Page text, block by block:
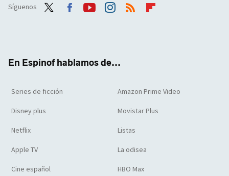
Síguenos
En Espinof hablamos de...
Series de ficción Amazon Prime Video
Disney plus Movistar Plus
Netflix Listas
Apple TV La odisea
Cine español HBO Max